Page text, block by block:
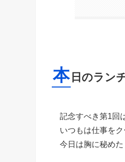
本 日のラン
記念すべき第1回
いつもは仕事を
今日は胸に秘め